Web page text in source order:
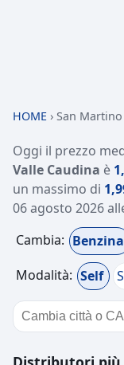
HOME › San
Oggi il prezzo
Valle Caudina è
un massimo di
06 agosto 2026
Cambia:
Modalità: Self